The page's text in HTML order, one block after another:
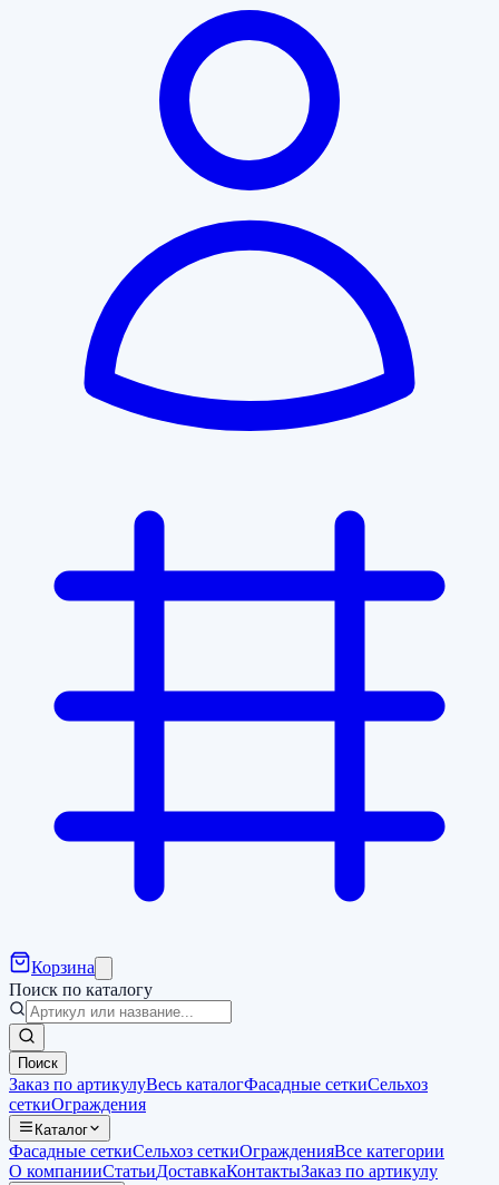
Корзина
Поиск по каталогу
Поиск
Заказ по артикулуВесь каталогФасадные сеткиСельхоз
сеткиОграждения
Каталог
Фасадные сеткиСельхоз сеткиОгражденияВсе категории
О компанииСтатьиДоставкаКонтактыЗаказ по артикулу